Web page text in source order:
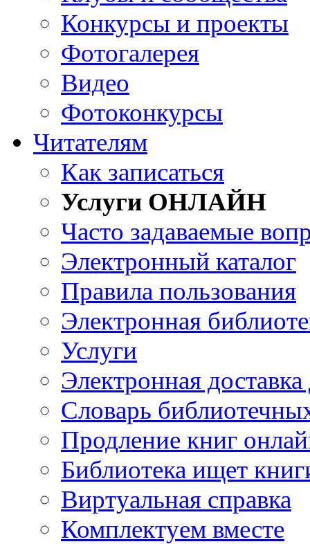
Конкурсы и проекты
Фотогалерея
Видео
Фотоконкурсы
Читателям
Как записаться
Услуги ОНЛАЙН
Часто задаваемые
Электронный каталог
Правила пользования
Электронная
Услуги
Электронная
Словарь
Продление книг
Библиотека ищет
Виртуальная справка
Комплектуем вместе